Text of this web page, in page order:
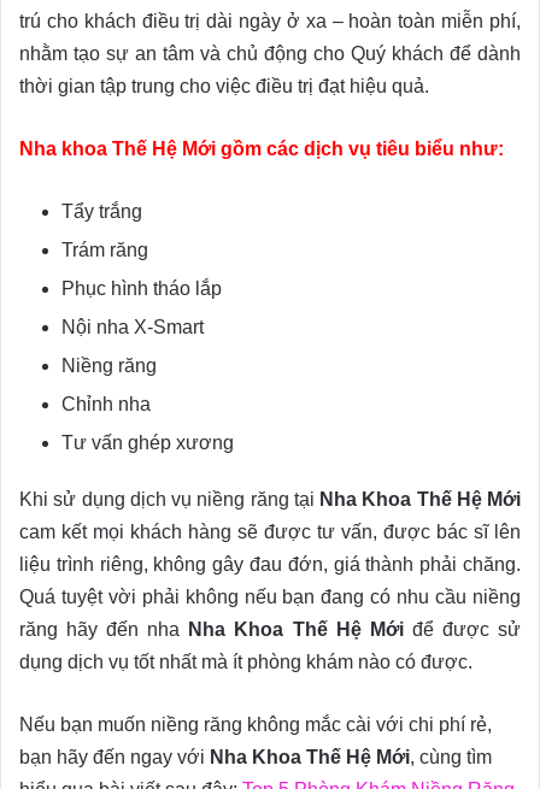
trú cho khách điều trị dài ngày ở xa – hoàn toàn miễn phí,
nhằm tạo sự an tâm và chủ động cho Quý khách để dành
thời gian tập trung cho việc điều trị đạt hiệu quả.
Nha khoa Thế Hệ Mới gồm các dịch vụ tiêu biểu như:
Tẩy trắng
Trám răng
Phục hình tháo lắp
Nội nha X-Smart
Niềng răng
Chỉnh nha
Tư vấn ghép xương
Khi sử dụng dịch vụ niềng răng tại Nha Khoa Thế Hệ Mới
cam kết mọi khách hàng sẽ được tư vấn, được bác sĩ lên
liệu trình riêng, không gây đau đớn, giá thành phải chăng.
Quá tuyệt vời phải không nếu bạn đang có nhu cầu niềng
răng hãy đến nha
Nha Khoa Thế Hệ Mớiđể được sử
dụng dịch vụ tốt nhất mà ít phòng khám nào có được.
Nếu bạn muốn niềng răng không mắc cài với chi phí rẻ,
bạn hãy đến ngay với Nha Khoa Thế Hệ Mới, cùng tìm